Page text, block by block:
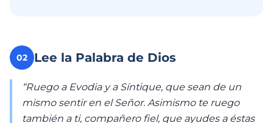
02 Lee la Palabra de Dios
“Ruego a Evodia y a Síntique, que sean de un
mismo sentir en el Señor. Asimismo te ruego
también a ti, compañero fiel, que ayudes a éstas